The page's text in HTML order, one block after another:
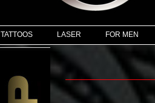
TATTOOS LASER FOR MEN